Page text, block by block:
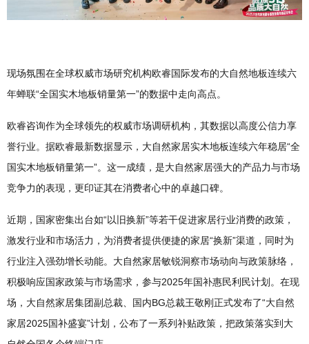
现场氛围在全球权威市场研究机构欧睿国际发布的大自然地板连续六
年蝉联“全国实木地板销量第一”的数据中走向高点。
欧睿咨询作为全球领先的权威市场调研机构，其数据以高度公信力享
誉行业。据欧睿最新数据显示，大自然家居实木地板连续六年稳居“全
国实木地板销量第一”。这一成绩，是大自然家居强大的产品力与市场
竞争力的表现，更印证其在消费者心中的卓越口碑。
近期，国家密集出台如“以旧换新”等若干促进家居行业消费的政策，
激发行业和市场活力，为消费者提供便捷的家居“换新”渠道，同时为
行业注入强劲增长动能。大自然家居敏锐洞察市场动向与政策脉络，
积极响应国家政策与市场需求，参与2025年国补惠民利民计划。在现
场，大自然家居集团副总裁、国内BG总裁王敬刚正式发布了“大自然
家居2025国补盛宴”计划，公布了一系列补贴政策，把政策落实到大